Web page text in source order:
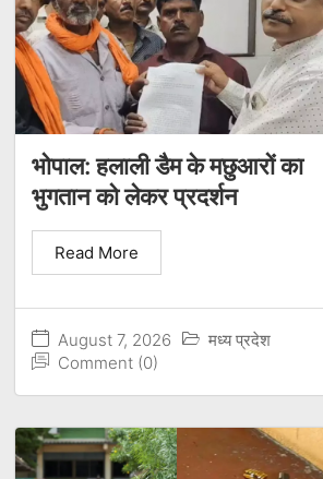
भोपाल: हलाली डैम के मछुआरों का
भुगतान को लेकर प्रदर्शन
August 7, 2026
मध्य प्रदेश
Comment (0)
Read More